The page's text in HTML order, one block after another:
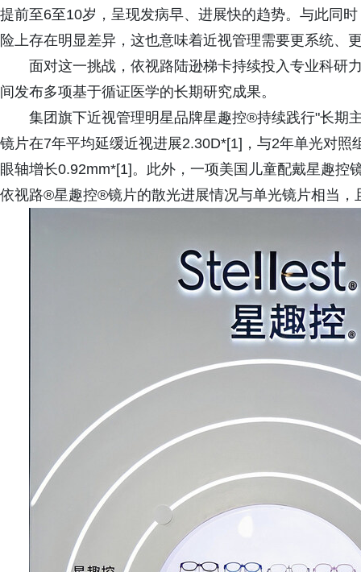
提前至6至10岁，呈现发病早、进展快的趋势。与此同
险上存在明显差异，这也意味着近视管理需要更系统、
面对这一挑战，依视路陆逊梯卡持续投入专业科研
间发布多项基于循证医学的长期研究成果。
集团旗下近视管理明星品牌星趣控®持续践行"长期
镜片在7年平均延缓近视进展2.30D*[1]，与2年单光对
眼轴增长0.92mm*[1]。此外，一项美国儿童配戴星趣控
依视路®星趣控®镜片的散光进展情况与单光镜片相当